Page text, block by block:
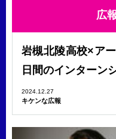
広
岩槻北陵高校×ア
日間のインターン
2024.12.27
キケンな広報